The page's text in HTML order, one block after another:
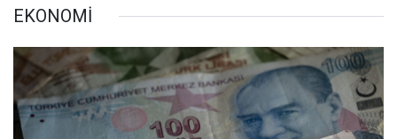
EKONOMİ